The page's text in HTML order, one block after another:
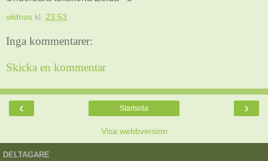
vildnos kl. 23:53
Inga kommentarer:
Skicka en kommentar
‹ ›
Startsida
Visa webbversion
DELTAGARE